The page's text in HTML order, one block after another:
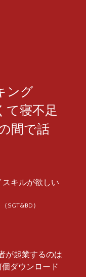
ング
寝不足
間で話
キルが欲しい
SGT&BD）
起業するのは
ダウンロード